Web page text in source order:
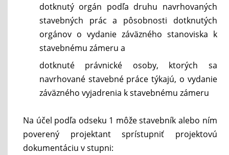
dotknutý orgán podľa druhu navrhovaných
stavebných prác a pôsobnosti dotknutých
orgánov o vydanie záväzného stanoviska k
stavebnému zámeru a
dotknuté právnické osoby, ktorých sa
navrhované stavebné práce týkajú, o vydanie
záväzného vyjadrenia k stavebnému zámeru
Na účel podľa odseku 1 môže stavebník alebo ním
poverený projektant sprístupniť projektovú
dokumentáciu v stupni: